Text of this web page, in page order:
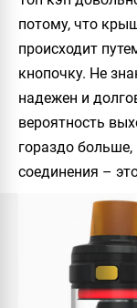
потому, что
происходит
кнопочку. Не
надежен и
вероятность
гораздо
соединения –